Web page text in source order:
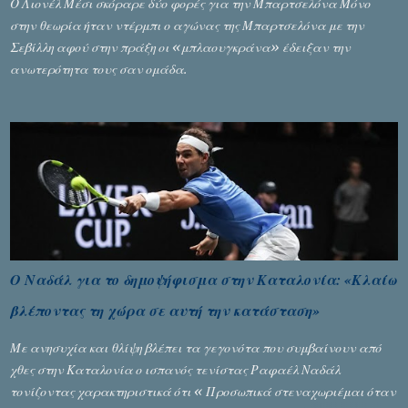
Ο Λιονέλ Μέσι σκόραρε δύο φορές για την Μπαρτσελόνα Μόνο
στην θεωρία ήταν ντέρμπι ο αγώνας της Μπαρτσελόνα με την
Σεβίλλη αφού στην πράξη οι «μπλαουγκράνα» έδειξαν την
ανωτερότητα τους σαν ομάδα.
Ο Ναδάλ για το δημοψήφισμα στην Καταλονία: «Κλαίω
βλέποντας τη χώρα σε αυτή την κατάσταση»
Με ανησυχία και θλίψη βλέπει τα γεγονότα που συμβαίνουν από
χθες στην Καταλονία ο ισπανός τενίστας Ραφαέλ Ναδάλ
τονίζοντας χαρακτηριστικά ότι « Προσωπικά στεναχωριέμαι όταν